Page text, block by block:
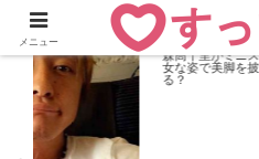
魔
おすすめニュース
メニュー